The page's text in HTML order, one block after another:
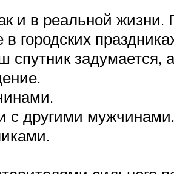
и в реальной жизни.
в городских
задумается,
другими